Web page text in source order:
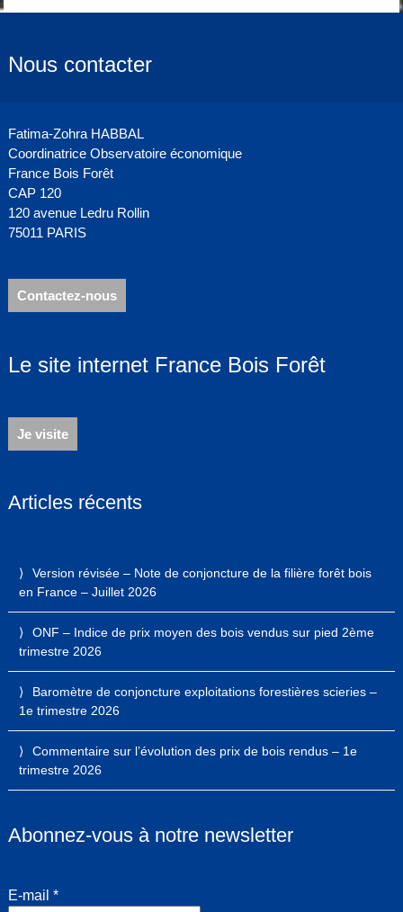
Nous contacter
Fatima-Zohra HABBAL
Coordinatrice Observatoire économique
France Bois Forêt
CAP 120
120 avenue Ledru Rollin
75011 PARIS
Contactez-nous
Le site internet France Bois Forêt
Je visite
Articles récents
Version révisée – Note de conjoncture de la filière forêt bois
en France – Juillet 2026
ONF – Indice de prix moyen des bois vendus sur pied 2ème
trimestre 2026
Baromètre de conjoncture exploitations forestières scieries –
1e trimestre 2026
Commentaire sur l’évolution des prix de bois rendus – 1e
trimestre 2026
Abonnez-vous à notre newsletter
E-mail *